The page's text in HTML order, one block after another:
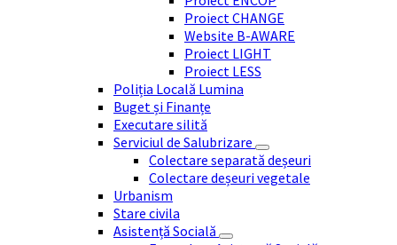
Proiect CHANGE
Website B-AWARE
Proiect LIGHT
Proiect LESS
Poliția Locală Lumina
Buget și Finanțe
Executare silită
Serviciul de Salubrizare
Colectare separată deșeuri
Colectare deșeuri vegetale
Urbanism
Stare civila
Asistență Socială